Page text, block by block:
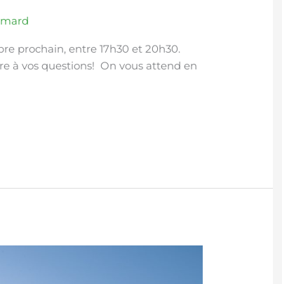
prochain, entre 17h30 et 20h30.
à vos questions! On vous attend en